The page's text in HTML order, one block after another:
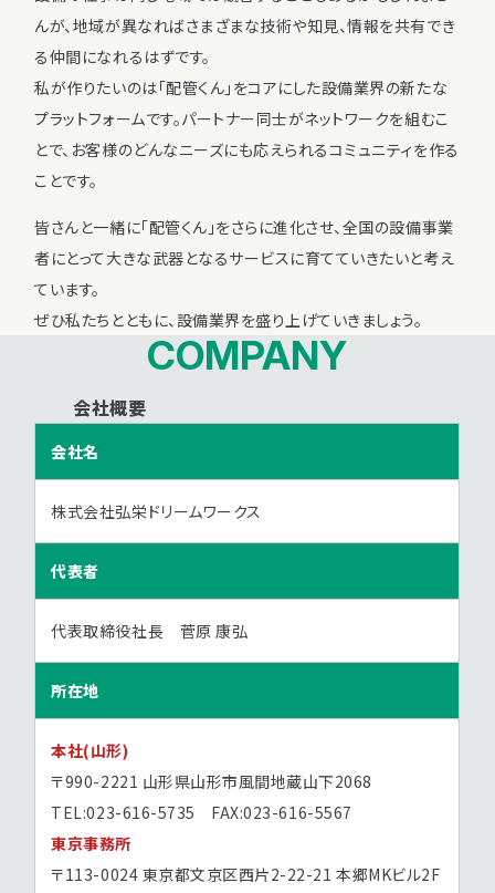
んが、地域が異なればさまざまな技術や知見、情報を共有でき
る仲間になれるはずです。
私が作りたいのは「配管くん」をコアにした設備業界の新たな
プラットフォームです。パートナー同士がネットワークを組むこ
とで、お客様のどんなニーズにも応えられるコミュニティを作る
ことです。
皆さんと一緒に「配管くん」をさらに進化させ、全国の設備事業
者にとって大きな武器となるサービスに育てていきたいと考え
ています。
ぜひ私たちとともに、設備業界を盛り上げていきましょう。
COMPANY
会社概要
会社名
株式会社弘栄ドリームワークス
代表者
代表取締役社長 菅原 康弘
所在地
本社(山形)
〒990-2221 山形県山形市風間地蔵山下2068
TEL:023-616-5735 FAX:023-616-5567
東京事務所
〒113-0024 東京都文京区西片2-22-21 本郷MKビル2F